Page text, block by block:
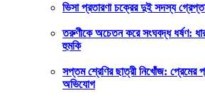
ভিসা প্রতারণা চক্রের দুই সদস্য
তরুণীকে অচেতন করে সংঘবদ্ধ ধর্ষণ:
হুমকি
সপ্তম শ্রেণির ছাত্রী নিখোঁজ: প্রেমের
অভিযোগ